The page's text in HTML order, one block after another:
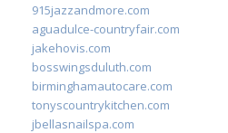
915jazzandmore.com
aguadulce-countryfair.com
jakehovis.com
bosswingsduluth.com
birminghamautocare.com
tonyscountrykitchen.com
jbellasnailspa.com